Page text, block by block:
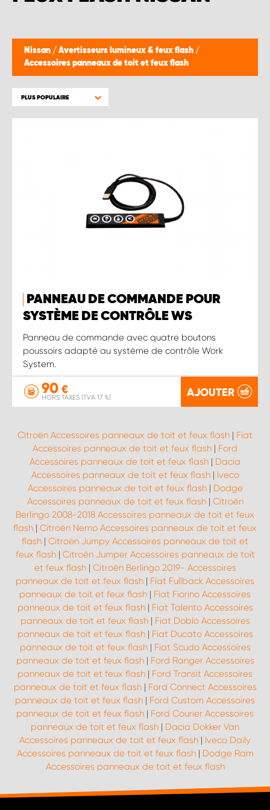
Nissan / Avertisseurs lumineux & feux flash /
Accessoires panneaux de toit et feux flash
PLUS POPULAIRE
PANNEAU DE COMMANDE POUR
SYSTÈME DE CONTRÔLE WS
Panneau de commande avec quatre boutons
poussoirs adapté au système de contrôle Work
System.
90 €
HORS TAXES (TVA 17 %) AJOUTER
Citroën Accessoires panneaux de toit et feux flash | Fiat
Accessoires panneaux de toit et feux flash | Ford
Accessoires panneaux de toit et feux flash | Dacia
Accessoires panneaux de toit et feux flash| Iveco
Accessoires panneaux de toit et feux flash| Dodge
Accessoires panneaux de toit et feux flash| Citroën
Berlingo 2008-2018 Accessoires panneaux de toit et feux
flash | Citroën Nemo Accessoires panneaux de toit et feux
flash | Citroën Jumpy Accessoires panneaux de toit et
feux flash| Citroën Jumper Accessoires panneaux de toit
et feux flash| Citroën Berlingo 2019- Accessoires
panneaux de toit et feux flash | Fiat Fullback Accessoires
panneaux de toit et feux flash | Fiat Fiorino Accessoires
panneaux de toit et feux flash| Fiat Talento Accessoires
panneaux de toit et feux flash| Fiat Doblo Accessoires
panneaux de toit et feux flash| Fiat Ducato Accessoires
panneaux de toit et feux flash| Fiat Scudo Accessoires
panneaux de toit et feux flash| Ford Ranger Accessoires
panneaux de toit et feux flash | Ford Transit Accessoires
panneaux de toit et feux flash| Ford Connect Accessoires
panneaux de toit et feux flash | Ford Custom Accessoires
panneaux de toit et feux flash | Ford Courier Accessoires
panneaux de toit et feux flash | Dacia Dokker Van
Accessoires panneaux de toit et feux flash | Iveco Daily
Accessoires panneaux de toit et feux flash| Dodge Ram
Accessoires panneaux de toit et feux flash